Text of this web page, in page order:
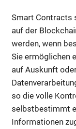
Smart Contracts
auf der
werden, wenn
Sie ermöglichen
auf Auskunft
so die volle
selbstbestimmt
Informationen